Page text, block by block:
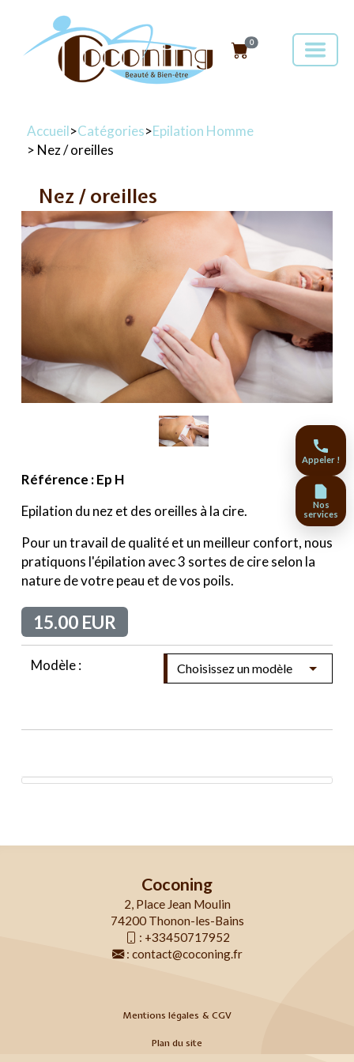
0
Accueil>Catégories>Epilation Homme
> Nez / oreilles
Nez / oreilles
Référence : Ep H
Epilation du nez et des oreilles à la cire.
Pour un travail de qualité et un meilleur confort, nous
pratiquons l'épilation avec 3 sortes de cire selon la
nature de votre peau et de vos poils.
15.00 EUR
Modèle :
Coconing
2, Place Jean Moulin
74200 Thonon-les-Bains
: +33450717952
: contact@coconing.fr
Mentions légales & CGV
Plan du site
Appeler !
Nos
services